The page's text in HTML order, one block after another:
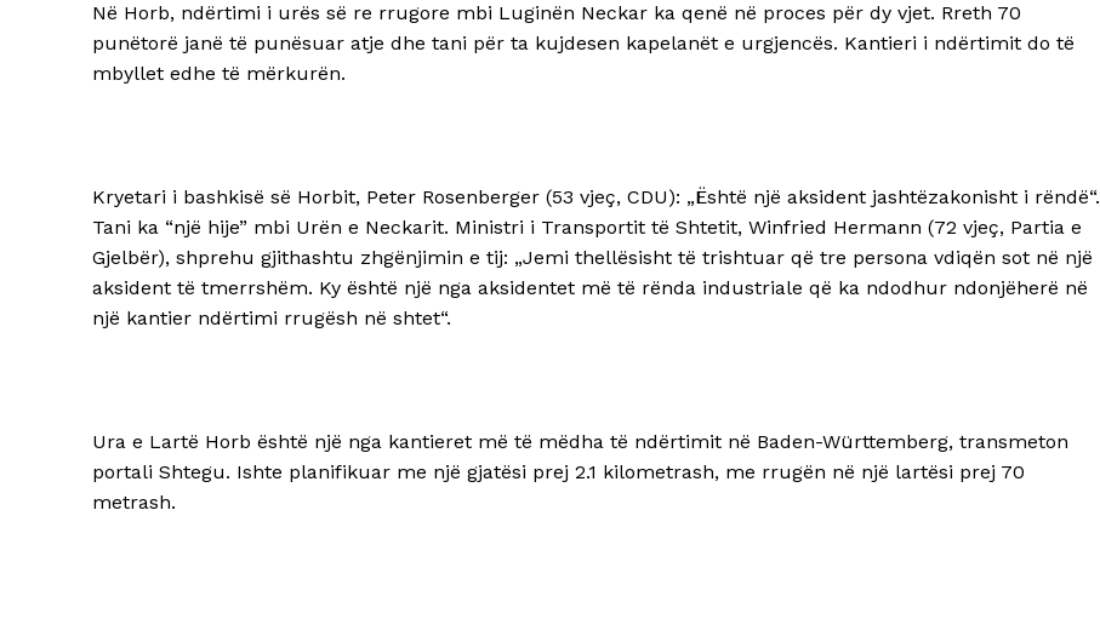
Në Horb, ndërtimi i urës së re rrugore mbi Luginën Neckar ka qenë në proces për dy vjet. Rreth 70
punëtorë janë të punësuar atje dhe tani për ta kujdesen kapelanët e urgjencës. Kantieri i ndërtimit do të
mbyllet edhe të mërkurën.
Kryetari i bashkisë së Horbit, Peter Rosenberger (53 vjeç, CDU): „Është një aksident jashtëzakonisht i rëndë“.
Tani ka “një hije” mbi Urën e Neckarit. Ministri i Transportit të Shtetit, Winfried Hermann (72 vjeç, Partia e
Gjelbër), shprehu gjithashtu zhgënjimin e tij: „Jemi thellësisht të trishtuar që tre persona vdiqën sot në një
aksident të tmerrshëm. Ky është një nga aksidentet më të rënda industriale që ka ndodhur ndonjëherë në
një kantier ndërtimi rrugësh në shtet“.
Ura e Lartë Horb është një nga kantieret më të mëdha të ndërtimit në Baden-Württemberg, transmeton
portali Shtegu. Ishte planifikuar me një gjatësi prej 2.1 kilometrash, me rrugën në një lartësi prej 70
metrash.